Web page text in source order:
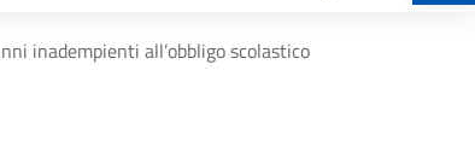
inadempienti all’obbligo scolastico